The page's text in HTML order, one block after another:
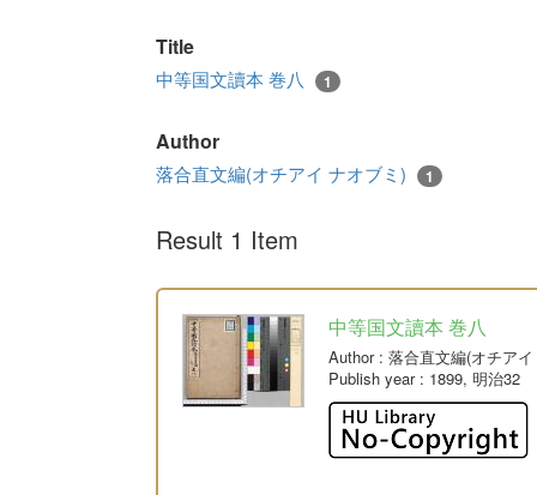
Title
中等国文讀本 巻八 1
Author
落合直文編(オチアイ ナオブミ) 1
Result 1 Item
中等国文讀本 巻八
Author: 落合直文編(オチア
Publish year: 1899, 明治32